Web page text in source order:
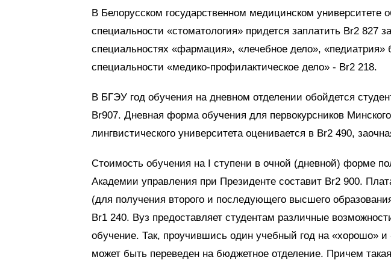
В Белорусском государственном медицинском университете
специальности «стоматология» придется заплатить Br2 827
специальностях «фармация», «лечебное дело», «педиатрия»
специальности «медико-профилактическое дело» - Br2 218.
В БГЭУ год обучения на дневном отделении обойдется
Br907. Дневная форма обучения для первокурсников Минского
лингвистического университета оценивается в Br2 490,
Стоимость обучения на I ступени в очной (дневной) форме
Академии управления при Президенте составит Br2 900.
(для получения второго и последующего высшего
Br1 240. Вуз предоставляет студентам различные
обучение. Так, проучившись один учебный год на «хорошо» и
может быть переведен на бюджетное отделение. Причем